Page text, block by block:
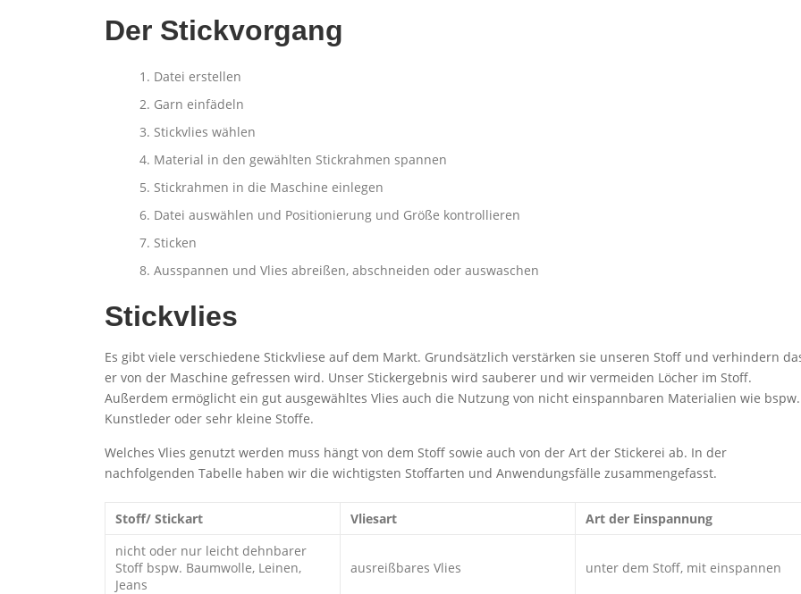
Der Stickvorgang
Datei erstellen
Garn einfädeln
Stickvlies wählen
Material in den gewählten Stickrahmen spannen
Stickrahmen in die Maschine einlegen
Datei auswählen und Positionierung und Größe kontrollieren
Sticken
Ausspannen und Vlies abreißen, abschneiden oder auswaschen
Stickvlies
Es gibt viele verschiedene Stickvliese auf dem Markt. Grundsätzlich verstärken sie unseren Stoff und verhindern
er von der Maschine gefressen wird. Unser Stickergebnis wird sauberer und wir vermeiden Löcher im Stoff.
Außerdem ermöglicht ein gut ausgewähltes Vlies auch die Nutzung von nicht einspannbaren Materialien wie bspw.
Kunstleder oder sehr kleine Stoffe.
Welches Vlies genutzt werden muss hängt von dem Stoff sowie auch von der Art der Stickerei ab. In der
nachfolgenden Tabelle haben wir die wichtigsten Stoffarten und Anwendungsfälle zusammengefasst.
Stoff/ Stickart Vliesart
Art der Einspannung
nicht oder nur leicht dehnbarer
Stoff bspw. Baumwolle, Leinen,
Jeans
ausreißbares Vlies unter dem Stoff, mit einspannen